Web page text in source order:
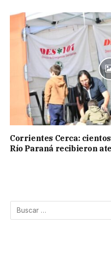
Corrientes Cerca:
Río Paraná recibieron